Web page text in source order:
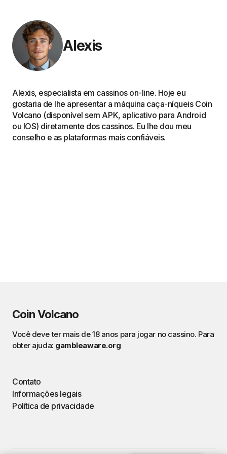
Alexis
Alexis, especialista em cassinos on-line. Hoje eu
gostaria de lhe apresentar a máquina caça-níqueis Coin
Volcano (disponível sem APK, aplicativo para Android
ou IOS) diretamente dos cassinos. Eu lhe dou meu
conselho e as plataformas mais confiáveis.
Coin Volcano
Você deve ter mais de 18 anos para jogar no cassino. Para
obter ajuda: gambleaware.org
Contato
Informações legais
Política de privacidade